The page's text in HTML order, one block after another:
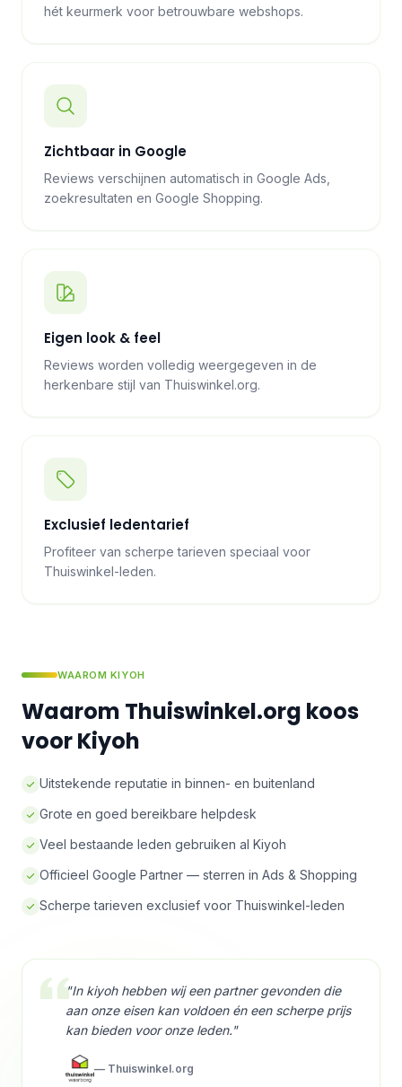
hét keurmerk voor betrouwbare webshops.
Zichtbaar in Google
Reviews verschijnen automatisch in Google Ads,
zoekresultaten en Google Shopping.
Eigen look & feel
Reviews worden volledig weergegeven in de
herkenbare stijl van Thuiswinkel.org.
Exclusief ledentarief
Profiteer van scherpe tarieven speciaal voor
Thuiswinkel-leden.
WAAROM KIYOH
Waarom Thuiswinkel.org koos
voor Kiyoh
Uitstekende reputatie in binnen- en buitenland
Grote en goed bereikbare helpdesk
Veel bestaande leden gebruiken al Kiyoh
Officieel Google Partner — sterren in Ads & Shopping
Scherpe tarieven exclusief voor Thuiswinkel-leden
"In kiyoh hebben wij een partner gevonden die
aan onze eisen kan voldoen én een scherpe prijs
kan bieden voor onze leden."
— Thuiswinkel.org